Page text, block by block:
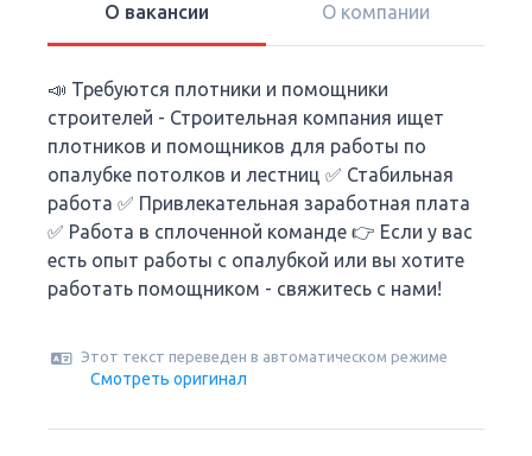
О вакансии О компании
📣 Требуются плотники и помощники
строителей - Строительная компания ищет
плотников и помощников для работы по
опалубке потолков и лестниц ✅ Стабильная
работа ✅ Привлекательная заработная плата
✅ Работа в сплоченной команде 👉 Если у вас
есть опыт работы с опалубкой или вы хотите
работать помощником - свяжитесь с нами!
Этот текст переведен в автоматическом режиме
Смотреть оригинал